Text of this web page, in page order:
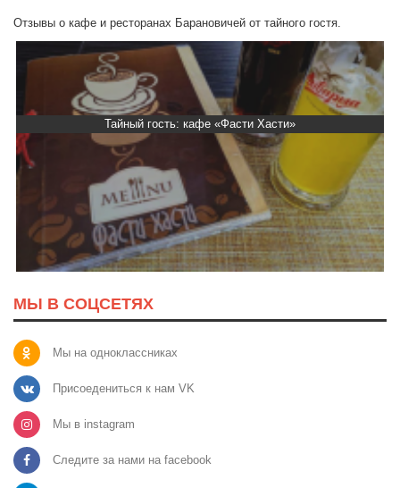
Отзывы о кафе и ресторанах Барановичей от тайного гостя.
Тайный гость: кафе «Фасти Хасти»
МЫ В СОЦСЕТЯХ
Мы на одноклассниках
Присоедениться к нам VK
Мы в instagram
Следите за нами на facebook